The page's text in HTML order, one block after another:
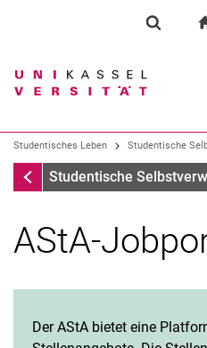
Suchen
Kontakt für
Studentisches Leben Studentische
Studentisches Leben
Studentische
AStA-
Der AStA bietet eine